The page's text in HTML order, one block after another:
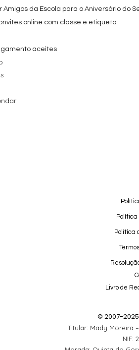
Amigos da Escola para o Aniversário do
online com classe e etiqueta
aceites
Política
Livro de
© 2007-
Titular: Mady Moreira
NIF: